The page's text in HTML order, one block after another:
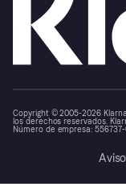
Copyright © 2005-2026
los derechos reservados.
Número de empresa: 556737-